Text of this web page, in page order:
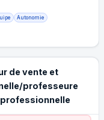
Autonomie
de vente et
professeure
professionnelle